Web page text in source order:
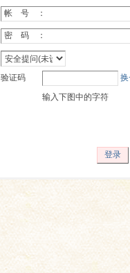
帐 号 ：
密 码 ：
验证码
输入下图中的字符
登录